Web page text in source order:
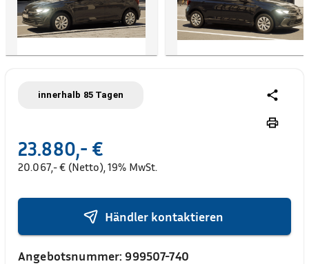
innerhalb 85 Tagen
23.880,- €
20.067,- € (Netto), 19% MwSt.
Händler kontaktieren
Angebotsnummer:999507-740